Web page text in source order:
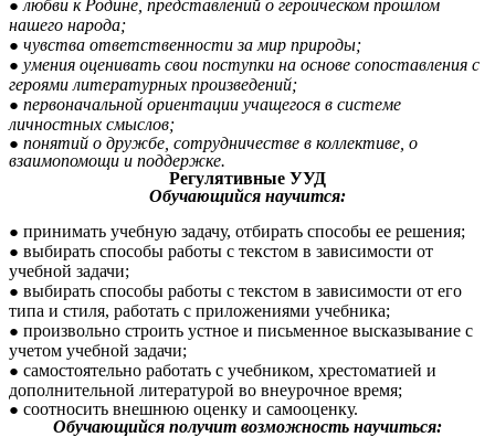
любви к Родине, представлений о героическом прошлом
нашего народа;
чувства ответственности за мир природы;
умения оценивать свои поступки на основе сопоставления с
героями литературных произведений;
первоначальной ориентации учащегося в системе
личностных смыслов;
понятий о дружбе, сотрудничестве в коллективе, о
взаимопомощи и поддержке.
Регулятивные УУД
Обучающийся научится:
принимать учебную задачу, отбирать способы ее решения;
выбирать способы работы с текстом в зависимости от
учебной задачи;
выбирать способы работы с текстом в зависимости от его
типа и стиля, работать с приложениями учебника;
произвольно строить устное и письменное высказывание с
учетом учебной задачи;
самостоятельно работать с учебником, хрестоматией и
дополнительной литературой во внеурочное время;
соотносить внешнюю оценку и самооценку.
Обучающийся получит возможность научиться: